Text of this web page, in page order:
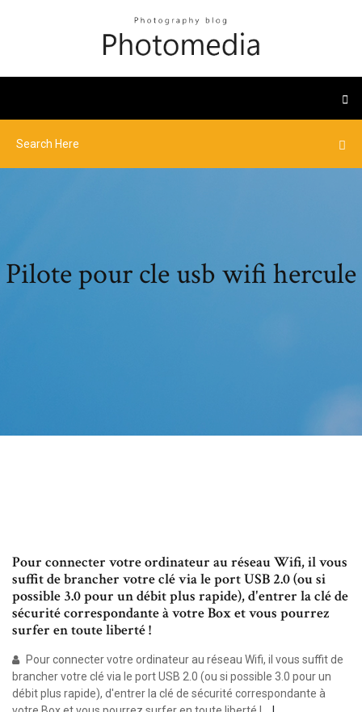
Pilote pour cle usb wifi hercule
Pour connecter votre ordinateur au réseau Wifi, il vous
suffit de brancher votre clé via le port USB 2.0 (ou si
possible 3.0 pour un débit plus rapide), d'entrer la clé de
sécurité correspondante à votre Box et vous pourrez
surfer en toute liberté !
Pour connecter votre ordinateur au réseau Wifi, il vous suffit de
brancher votre clé via le port USB 2.0 (ou si possible 3.0 pour un
débit plus rapide), d'entrer la clé de sécurité correspondante à